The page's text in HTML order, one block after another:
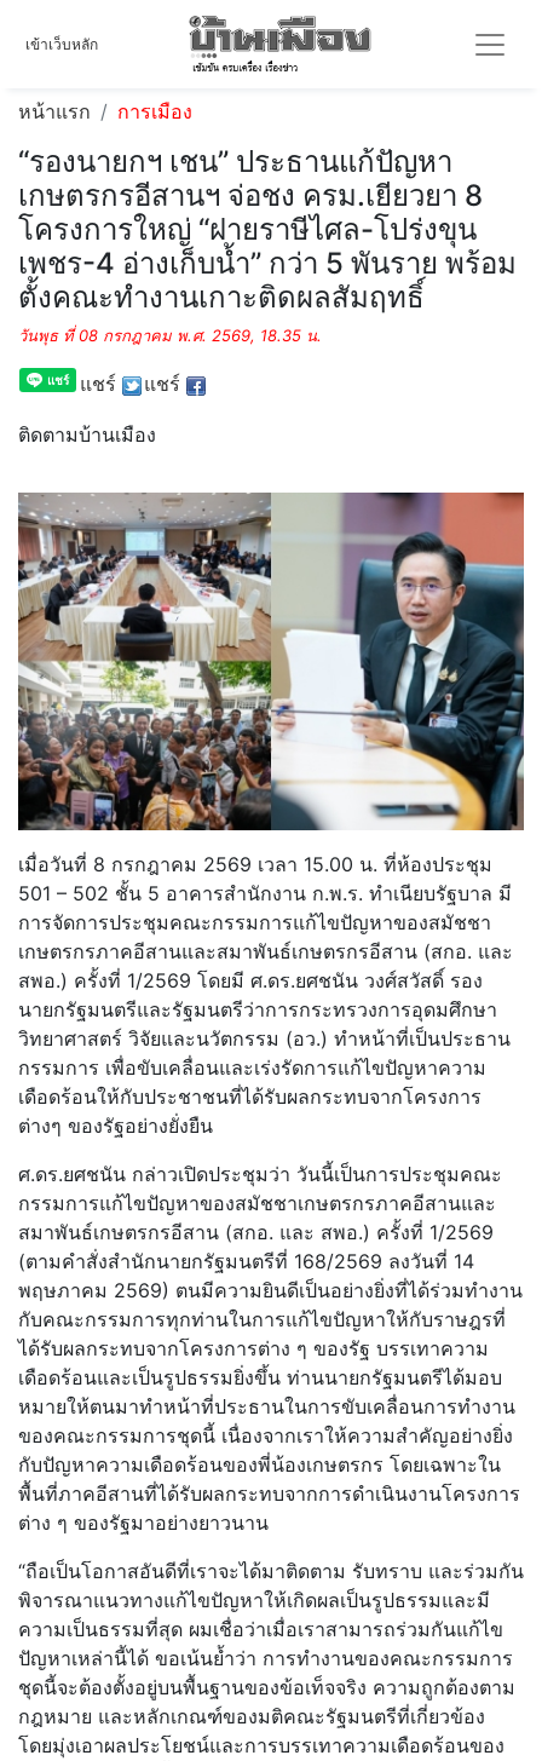
เข้าเว็บหลัก
หน้าแรก การเมือง
“รองนายกฯ เชน” ประธานแก้ปัญหา
เกษตรกรอีสานฯ จ่อชง ครม.เยียวยา 8
โครงการใหญ่ “ฝายราษีไศล-โปร่งขุน
เพชร-4 อ่างเก็บน้ำ” กว่า 5 พันราย พร้อม
ตั้งคณะทำงานเกาะติดผลสัมฤทธิ์
วันพุธ ที่ 08 กรกฎาคม พ.ศ. 2569, 18.35 น.
แชร์ แชร์
ติดตามบ้านเมือง
เมื่อวันที่ 8 กรกฎาคม 2569 เวลา 15.00 น. ที่ห้องประชุม
501 – 502 ชั้น 5 อาคารสำนักงาน ก.พ.ร. ทำเนียบรัฐบาล มี
การจัดการประชุมคณะกรรมการแก้ไขปัญหาของสมัชชา
เกษตรกรภาคอีสานและสมาพันธ์เกษตรกรอีสาน (สกอ. และ
สพอ.) ครั้งที่ 1/2569 โดยมี ศ.ดร.ยศชนัน วงศ์สวัสดิ์ รอง
นายกรัฐมนตรีและรัฐมนตรีว่าการกระทรวงการอุดมศึกษา
วิทยาศาสตร์ วิจัยและนวัตกรรม (อว.) ทำหน้าที่เป็นประธาน
กรรมการ เพื่อขับเคลื่อนและเร่งรัดการแก้ไขปัญหาความ
เดือดร้อนให้กับประชาชนที่ได้รับผลกระทบจากโครงการ
ต่างๆ ของรัฐอย่างยั่งยืน
ศ.ดร.ยศชนัน กล่าวเปิดประชุมว่า วันนี้เป็นการประชุมคณะ
กรรมการแก้ไขปัญหาของสมัชชาเกษตรกรภาคอีสานและ
สมาพันธ์เกษตรกรอีสาน (สกอ. และ สพอ.) ครั้งที่ 1/2569
(ตามคำสั่งสำนักนายกรัฐมนตรีที่ 168/2569 ลงวันที่ 14
พฤษภาคม 2569) ตนมีความยินดีเป็นอย่างยิ่งที่ได้ร่วมทำงาน
กับคณะกรรมการทุกท่านในการแก้ไขปัญหาให้กับราษฎรที่
ได้รับผลกระทบจากโครงการต่าง ๆ ของรัฐ บรรเทาความ
เดือดร้อนและเป็นรูปธรรมยิ่งขึ้น ท่านนายกรัฐมนตรีได้มอบ
หมายให้ตนมาทำหน้าที่ประธานในการขับเคลื่อนการทำงาน
ของคณะกรรมการชุดนี้ เนื่องจากเราให้ความสำคัญอย่างยิ่ง
กับปัญหาความเดือดร้อนของพี่น้องเกษตรกร โดยเฉพาะใน
พื้นที่ภาคอีสานที่ได้รับผลกระทบจากการดำเนินงานโครงการ
ต่าง ๆ ของรัฐมาอย่างยาวนาน
“ถือเป็นโอกาสอันดีที่เราจะได้มาติดตาม รับทราบ และร่วมกัน
พิจารณาแนวทางแก้ไขปัญหาให้เกิดผลเป็นรูปธรรมและมี
ความเป็นธรรมที่สุด ผมเชื่อว่าเมื่อเราสามารถร่วมกันแก้ไข
ปัญหาเหล่านี้ได้ ขอเน้นย้ำว่า การทำงานของคณะกรรมการ
ชุดนี้จะต้องตั้งอยู่บนพื้นฐานของข้อเท็จจริง ความถูกต้องตาม
กฎหมาย และหลักเกณฑ์ของมติคณะรัฐมนตรีที่เกี่ยวข้อง
โดยมุ่งเอาผลประโยชน์และการบรรเทาความเดือดร้อนของ